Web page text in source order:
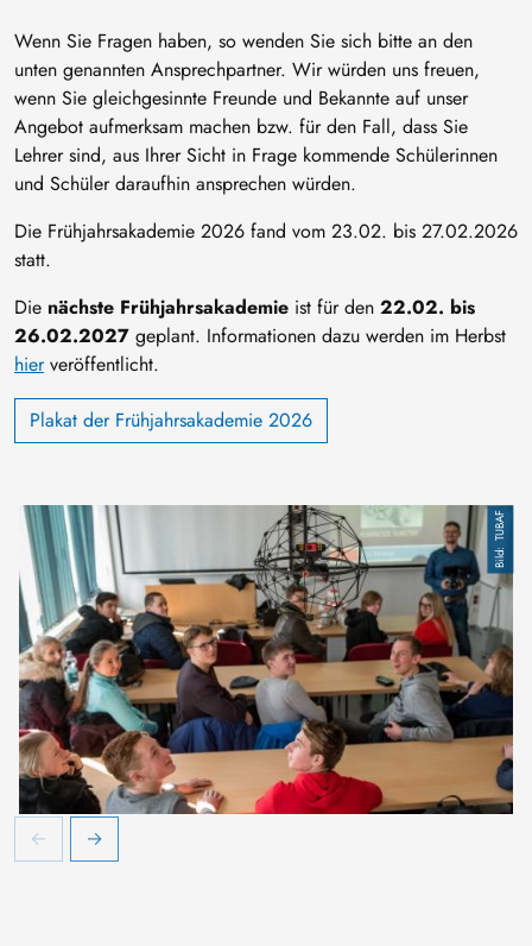
Wenn Sie Fragen haben, so wenden Sie sich bitte an den
unten genannten Ansprechpartner. Wir würden uns freuen,
wenn Sie gleichgesinnte Freunde und Bekannte auf unser
Angebot aufmerksam machen bzw. für den Fall, dass Sie
Lehrer sind, aus Ihrer Sicht in Frage kommende Schülerinnen
und Schüler daraufhin ansprechen würden.
Die Frühjahrsakademie 2026 fand vom 23.02. bis 27.02.2026
statt.
Die nächste Frühjahrsakademie ist für den 22.02. bis
26.02.2027 geplant. Informationen dazu werden im Herbst
hierveröffentlicht.
Plakat der Frühjahrsakademie 2026
TUBAF